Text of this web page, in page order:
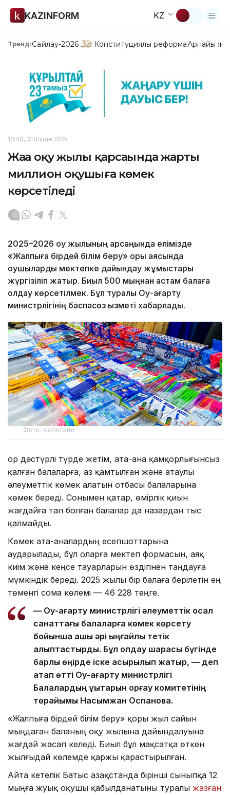
KAZINFORM KZ
Тренд:Сайлау-2026 Конституциялық реформаАрнайы
10:40, 31 Шілде 2025
Жаңа оқу жылы қарсаңында жарты
миллион оқушыға көмек
көрсетіледі
2025–2026 оқу жылының қарсаңында елімізде
«Жалпыға бірдей білім беру» қоры аясында
оқушыларды мектепке дайындау жұмыстары
жүргізіліп жатыр. Биыл 500 мыңнан астам балаға
қолдау көрсетілмек. Бұл туралы Оқу-ағарту
министрлігінің баспасөз қызметі хабарлады.
Фото: Kazinform
Қор дәстүрлі түрде жетім, ата-ана қамқорлығынсыз
қалған балаларға, аз қамтылған және атаулы
әлеуметтік көмек алатын отбасы балаларына
көмек береді. Сонымен қатар, өмірлік қиын
жағдайға тап болған балалар да назардан тыс
қалмайды.
Көмек ата-аналардың есепшоттарына
аударылады, бұл оларға мектеп формасын, аяқ
киім және кеңсе тауарларын өздігінен таңдауға
мүмкіндік береді. 2025 жылы бір балаға берілетін ең
төменгі сома көлемі — 46 228 теңге.
— Оқу-ағарту министрлігі әлеуметтік осал
санаттағы балаларға көмек көрсету
бойынша ашық әрі ыңғайлы тетік
қалыптастырды. Бұл қолдау шарасы бүгінде
барлық өңірде іске асырылып жатыр, — деп
атап өтті Оқу-ағарту министрлігі
Балалардың құқықтарын қорғау комитетінің
төрайымы Насымжан Оспанова.
«Жалпыға бірдей білім беру» қоры жыл сайын
мыңдаған баланың оқу жылына дайындалуына
жағдай жасап келеді. Биыл бұл мақсатқа өткен
жылғыдай көлемде қаржы қарастырылған.
Айта кетелік Батыс Қазақстанда бірінші сыныпқа 12
мыңға жуық оқушы қабылданатыны туралы жазған